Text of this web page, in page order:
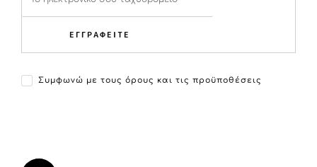
ΕΓΓΡΑΦΕΙΤΕ
Συμφωνώ με τους όρους και τις προϋποθέσεις